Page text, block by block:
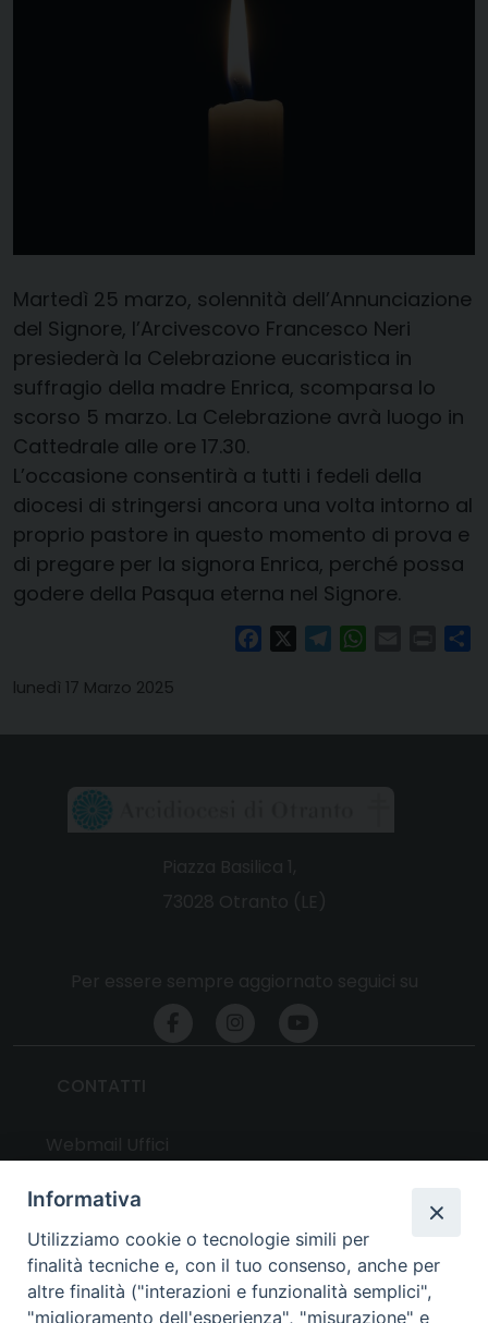
Martedì 25 marzo, solennità dell’Annunciazione
del Signore, l’Arcivescovo Francesco Neri
presiederà la Celebrazione eucaristica in
suffragio della madre Enrica, scomparsa lo
scorso 5 marzo. La Celebrazione avrà luogo in
Cattedrale alle ore 17.30.
L’occasione consentirà a tutti i fedeli della
diocesi di stringersi ancora una volta intorno al
proprio pastore in questo momento di prova e
di pregare per la signora Enrica, perché possa
godere della Pasqua eterna nel Signore.
FacebookTelegramWhatsAppPrint
lunedì 17 Marzo 2025
UTILITY
News
Informativa
Utilizziamo cookie o tecnologie simili per
finalità tecniche e, con il tuo consenso, anche per
altre finalità ("interazioni e funzionalità semplici",
"miglioramento dell'esperienza", "misurazione" e